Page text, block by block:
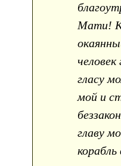
Мати! К
гласу
мой и
главу
корабль